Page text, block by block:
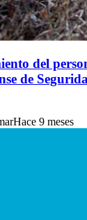
del
de
Hace 9 meses